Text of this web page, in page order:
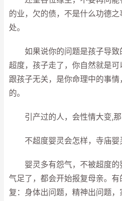
的业，欠的债，不是什么功德
处。
如果说你的问题是孩子导致
超度，孩子走了，你自然就是
跟孩子无关，是你命理中的事
的。
引产过的人，会性情大变,那
不超度婴灵会怎样，寺庙婴
婴灵多有怨气，不被超度的
气足了，都会开始报复母亲。
复：身体出问题，精神出问题